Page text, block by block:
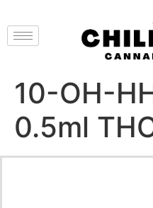
10-OH-
0.5ml